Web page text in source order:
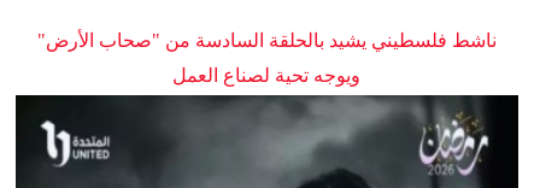
ناشط فلسطيني يشيد بالحلقة السادسة من "صحاب الأرض"
ويوجه تحية لصناع العمل